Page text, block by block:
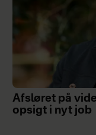
Afsløret på
opsigt i nyt job